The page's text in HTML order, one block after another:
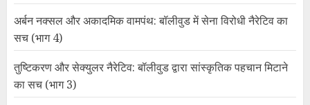
अर्बन नक्सल और अकादमिक वामपंथ: बॉलीवुड में सेना विरोधी नैरेटिव का
सच (भाग 4)
तुष्टिकरण और सेक्युलर नैरेटिव: बॉलीवुड द्वारा सांस्कृतिक पहचान मिटाने
का सच (भाग 3)